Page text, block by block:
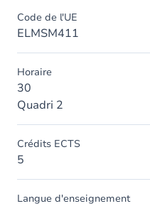
Code de l'UE
ELMSM411
Horaire
30
Quadri 2
Crédits ECTS
5
Langue d'enseignement